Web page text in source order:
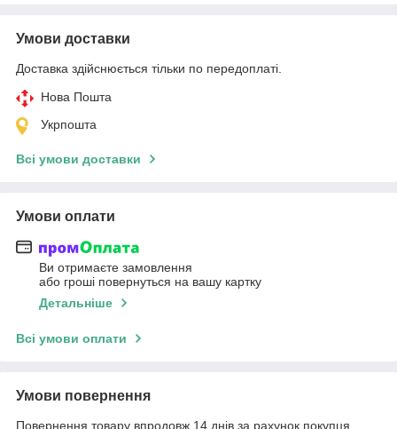
Умови доставки
Доставка здійснюється тільки по передоплаті.
Нова Пошта
Укрпошта
Всі умови доставки
Умови оплати
Ви отримаєте замовлення
або гроші повернуться на вашу картку
Детальніше
Всі умови оплати
Умови повернення
Повернення товару впродовж 14 днів за рахунок покупця